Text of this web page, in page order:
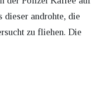
androhte, die
zu fliehen. Die